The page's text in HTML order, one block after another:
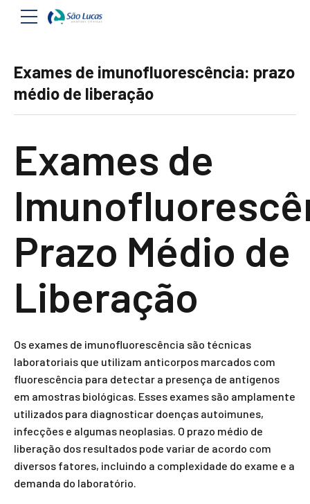
Exames de imunofluorescência: prazo
médio de liberação
Exames de
Prazo Médio de
Liberação
Os exames de imunofluorescência são técnicas
laboratoriais que utilizam anticorpos marcados com
fluorescência para detectar a presença de antígenos
em amostras biológicas. Esses exames são amplamente
utilizados para diagnosticar doenças autoimunes,
infecções e algumas neoplasias. O prazo médio de
liberação dos resultados pode variar de acordo com
diversos fatores, incluindo a complexidade do exame e a
demanda do laboratório.